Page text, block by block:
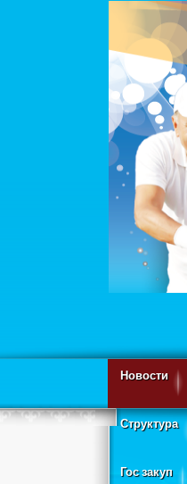
Новости
Структура
Гос закуп